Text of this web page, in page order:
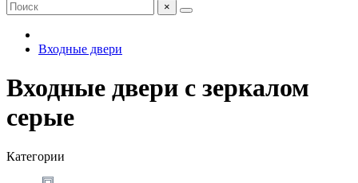
×
Входные двери
Входные двери с зеркалом
серые
Категории